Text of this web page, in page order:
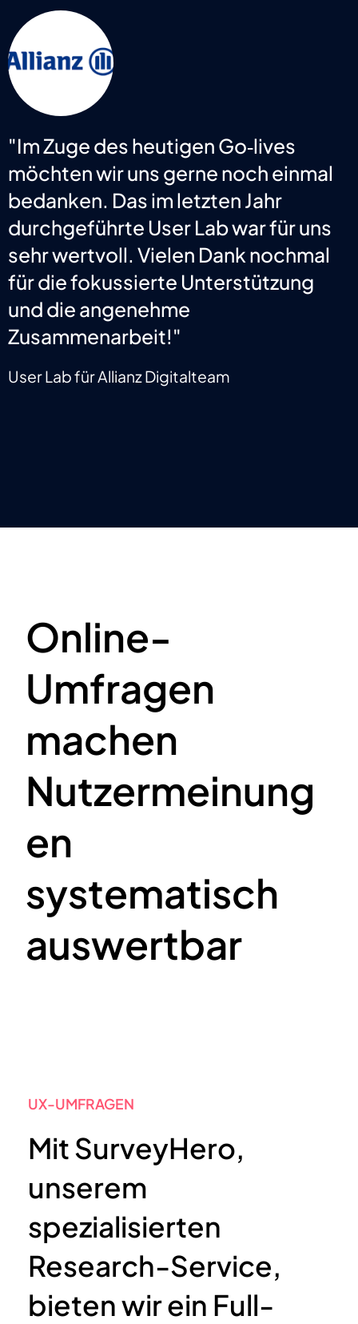
"Im Zuge des heutigen Go‑lives
möchten wir uns gerne noch einmal
bedanken. Das im letzten Jahr
durchgeführte User Lab war für uns
sehr wertvoll. Vielen Dank nochmal
für die fokussierte Unterstützung
und die angenehme
Zusammenarbeit!"
User Lab für Allianz Digitalteam
Online-
Umfragen
machen
Nutzermeinung
en
systematisch
auswertbar
UX-UMFRAGEN
Mit SurveyHero,
unserem
spezialisierten
Research-Service,
bieten wir ein Full-